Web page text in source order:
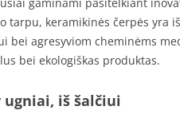
tarpu, keramikinės čerpės yra
bei agresyviom cheminėms
bei ekologiškas produktas.
ugniai, iš šalčiui